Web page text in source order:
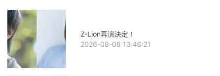
Z-Lion再演決定！
2026-08-08 13:46:21